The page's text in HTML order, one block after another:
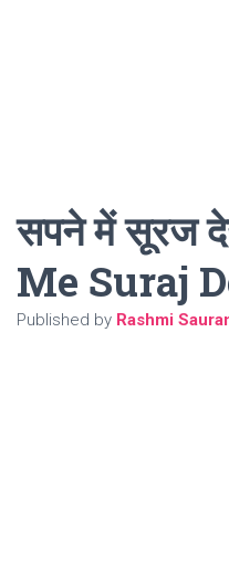
सपने में सूरज
Me Suraj
Published by Rashmi